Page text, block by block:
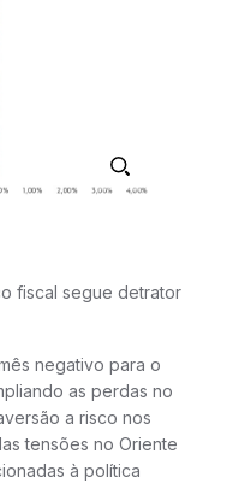
fiscal segue detrator
negativo para o
as perdas no
a risco nos
tensões no Oriente
à política